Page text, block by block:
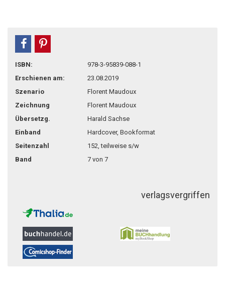
teilen
ISBN:
978-3-95839-088-1
Erschienen am:
23.08.2019
Szenario
Florent Maudoux
Zeichnung
Florent Maudoux
Übersetzg.
Harald Sachse
Einband
Hardcover, Bookformat
Seitenzahl
152, teilweise s/w
Band
7 von 7
verlagsvergriffen